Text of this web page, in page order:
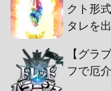
クト形
タレを
【グラ
フで厄